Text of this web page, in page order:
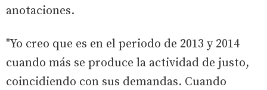
anotaciones.
"Yo creo que es en el periodo de 2013 y 2014
cuando más se produce la actividad de justo,
coincidiendo con sus demandas. Cuando